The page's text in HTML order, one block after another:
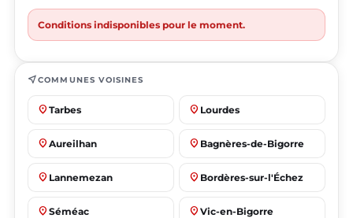
Conditions indisponibles pour le moment.
near_meCOMMUNES VOISINES
place Tarbes place Lourdes
place Aureilhan place Bagnères-de-Bigorre
place Lannemezan place Bordères-sur-l'Échez
place Séméac place Vic-en-Bigorre